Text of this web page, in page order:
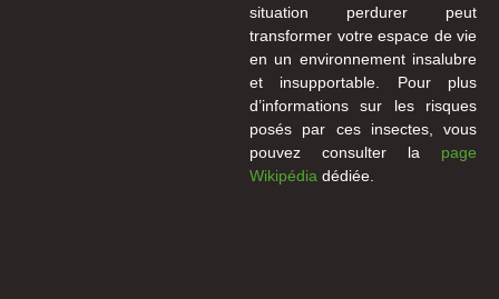
situation perdurer peut
transformer votre espace de vie
en un environnement insalubre
et insupportable. Pour plus
d’informations sur les risques
posés par ces insectes, vous
pouvez consulter la page
Wikipédia dédiée.